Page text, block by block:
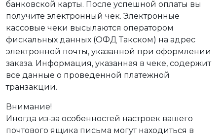
банковской карты. После успешной оплаты вы
получите электронный чек. Электронные
кассовые чеки высылаются оператором
фискальных данных (ОФД Такском) на адрес
электронной почты, указанной при оформлении
заказа. Информация, указанная в чеке, содержит
все данные о проведенной платежной
транзакции.
Внимание!
Иногда из-за особенностей настроек вашего
почтового ящика письма могут находиться в